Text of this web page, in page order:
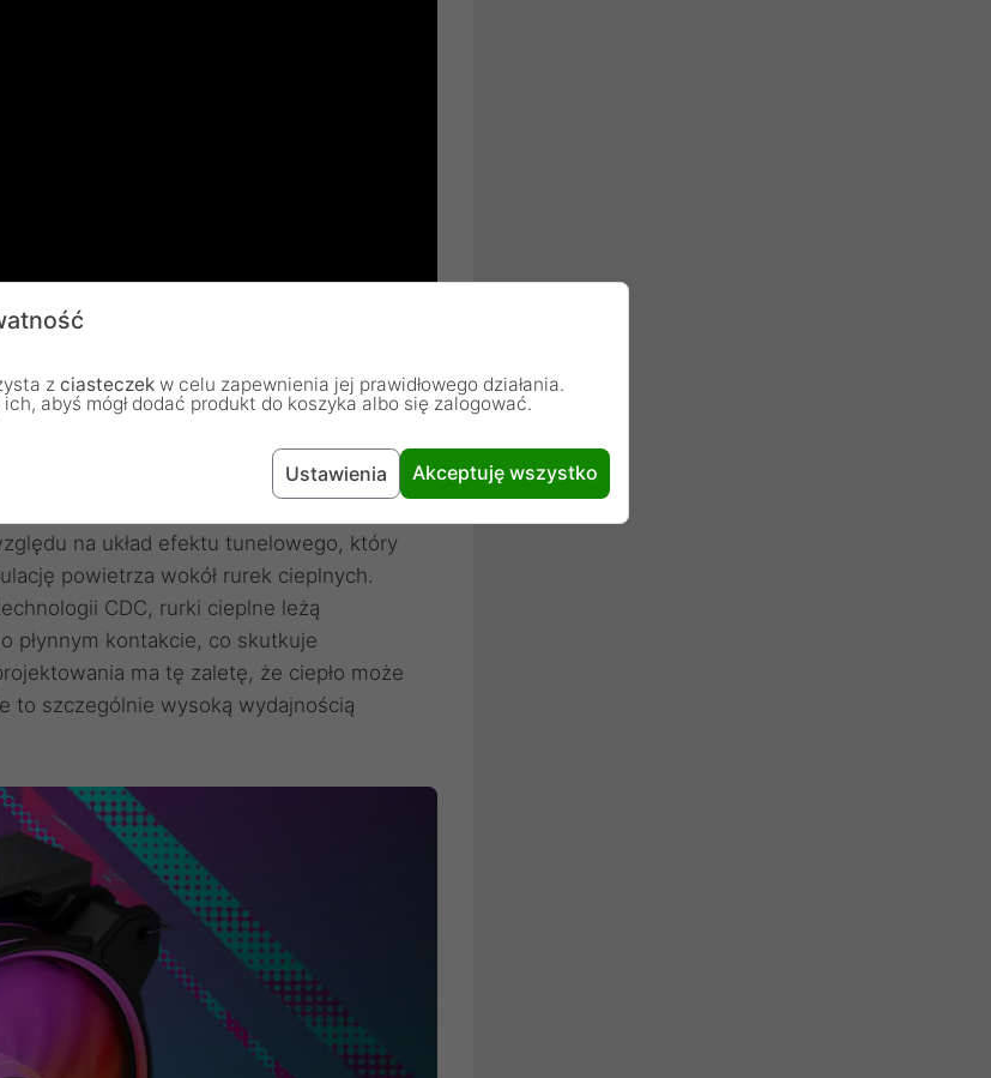
maksymalną wydajność
wieżowej ma cztery pionowo wystające
radiatora.
na układ efektu tunelowego, który
powietrza wokół rurek cieplnych.
CDC, rurki cieplne leżą
płynnym kontakcie, co skutkuje
ma tę zaletę, że ciepło może
to szczególnie wysoką wydajnością
z ciasteczek w celu zapewnienia jej prawidłowego działania.
abyś mógł dodać produkt do koszyka albo się zalogować.
Ustawienia Akceptuję wszystko